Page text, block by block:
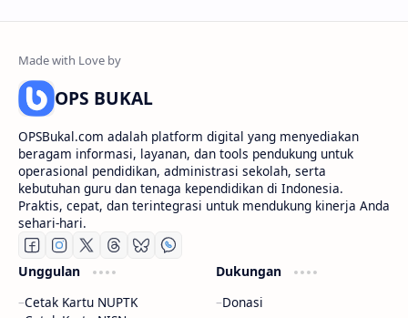
OPS BUKAL
OPSBukal.com adalah platform digital yang menyediakan
beragam informasi, layanan, dan tools pendukung untuk
operasional pendidikan, administrasi sekolah, serta
kebutuhan guru dan tenaga kependidikan di Indonesia.
Praktis, cepat, dan terintegrasi untuk mendukung kinerja Anda
sehari-hari.
Unggulan
Cetak Kartu NUPTK
Dukungan
Donasi